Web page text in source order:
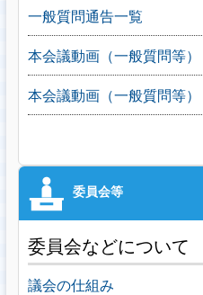
一般質問通告一覧
本会議動画（一般質問等）
本会議動画（一般質問等）
委員会などについて
議会の仕組み